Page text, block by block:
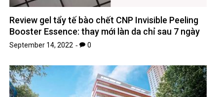
Review gel tẩy tế bào chết CNP Invisible Peeling
Booster Essence: thay mới làn da chỉ sau 7 ngày
September 14, 2022 0